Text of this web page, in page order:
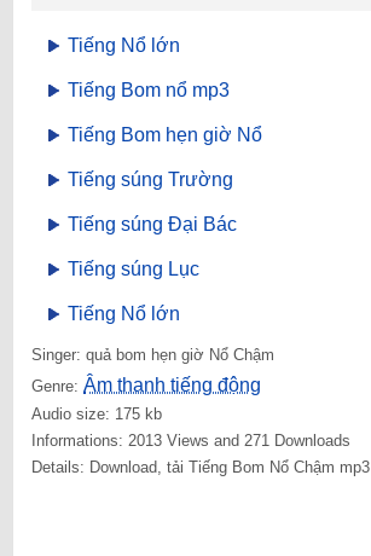
Tiếng Nổ lớn
Tiếng Bom nổ mp3
Tiếng Bom hẹn giờ Nổ
Tiếng súng Trường
Tiếng súng Đại Bác
Tiếng súng Lục
Tiếng Nổ lớn
Singer: quả bom hẹn giờ Nổ Chậm
Genre: Âm thanh tiếng động
Audio size: 175 kb
Informations: 2013 Views and 271 Downloads
Details: Download, tải Tiếng Bom Nổ Chậm mp3